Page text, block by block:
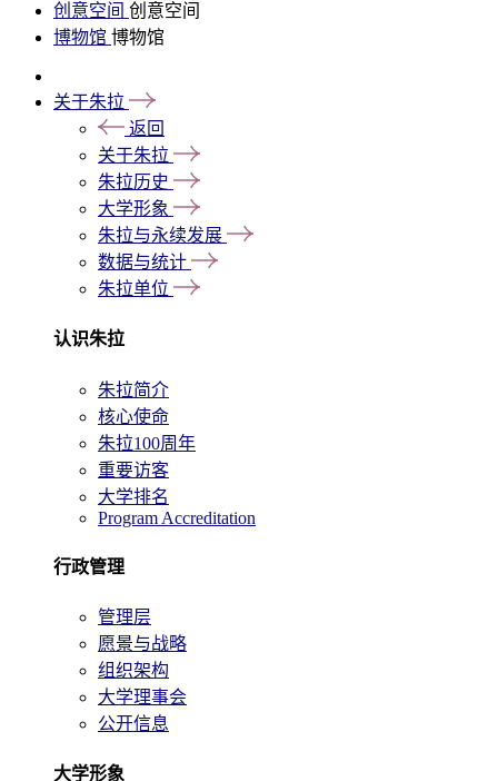
创意空间 创意空间
博物馆 博物馆
关于朱拉
返回
关于朱拉
朱拉历史
大学形象
朱拉与永续发展
数据与统计
朱拉单位
认识朱拉
朱拉简介
核心使命
朱拉100周年
重要访客
大学排名
Program Accreditation
行政管理
管理层
愿景与战略
组织架构
大学理事会
公开信息
大学形象